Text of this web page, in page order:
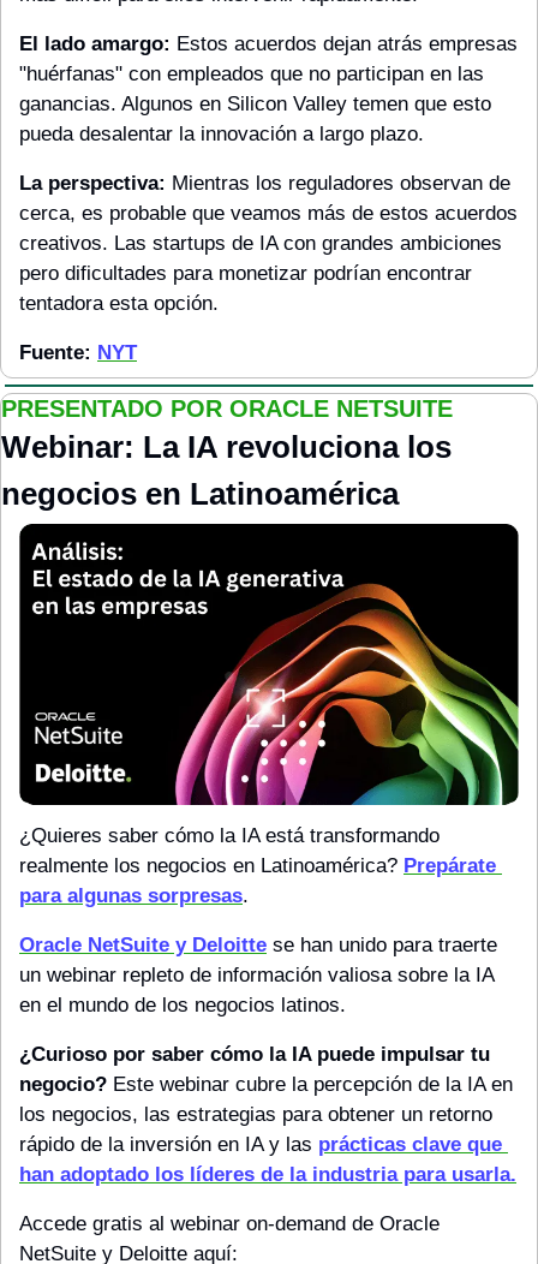
El lado amargo: Estos acuerdos dejan atrás empresas
"huérfanas" con empleados que no participan en las
ganancias. Algunos en Silicon Valley temen que esto
pueda desalentar la innovación a largo plazo.
La perspectiva: Mientras los reguladores observan de
cerca, es probable que veamos más de estos acuerdos
creativos. Las startups de IA con grandes ambiciones
pero dificultades para monetizar podrían encontrar
tentadora esta opción.
Fuente: NYT
PRESENTADO POR ORACLE NETSUITE
Webinar: La IA revoluciona los
negocios en Latinoamérica
¿Quieres saber cómo la IA está transformando
realmente los negocios en Latinoamérica? Prepárate
para algunas sorpresas.
Oracle NetSuite y Deloitte se han unido para traerte
un webinar repleto de información valiosa sobre la IA
en el mundo de los negocios latinos.
¿Curioso por saber cómo la IA puede impulsar tu
negocio? Este webinar cubre la percepción de la IA en
los negocios, las estrategias para obtener un retorno
rápido de la inversión en IA y las prácticas clave que
han adoptado los líderes de la industria para usarla.
Accede gratis al webinar on-demand de Oracle
NetSuite y Deloitte aquí: